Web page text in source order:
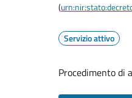
(
Servizio attivo
Procedimento di